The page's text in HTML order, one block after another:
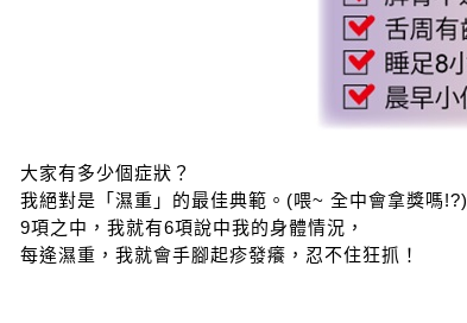
大家有多少個症狀？
我絕對是「濕重」的最佳典範。(喂~ 全中會拿獎嗎!?)
9項之中，我就有6項說中我的身體情況，
每逄濕重，我就會手腳起疹發癢，忍不住狂抓！